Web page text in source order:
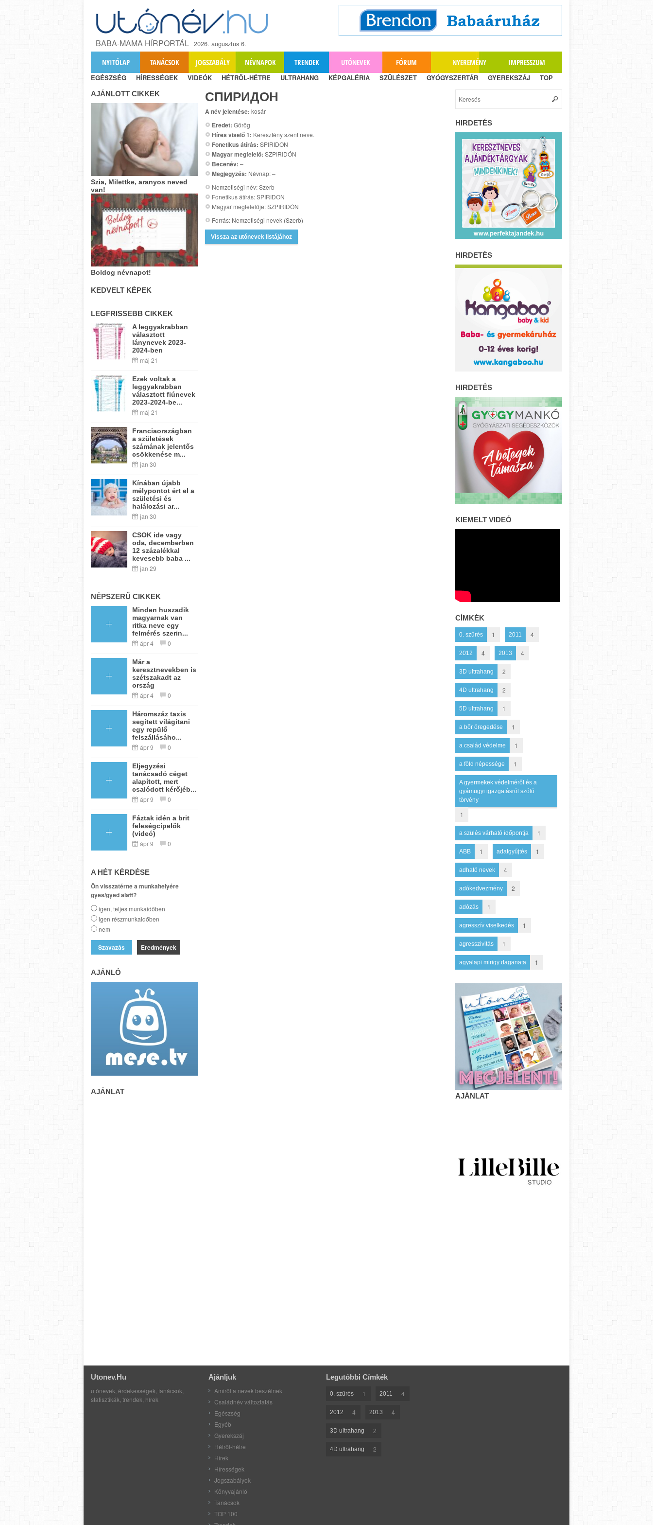
BABA-MAMA HÍRPORTÁL 2026. augusztus 6.
NYITÓLAP TANÁCSOK JOGSZABÁLY NÉVNAPOK TRENDEK UTÓNEVEK FÓRUM NYEREMÉNY IMPRESSZUM
EGÉSZSÉG HÍRESSÉGEK VIDEÓK HÉTRŐL-HÉTRE ULTRAHANG KÉPGALÉRIA SZÜLÉSZET GYÓGYSZERTÁR GYEREKSZÁJ TOP
СПИРИДОН
A név jelentése: kosár
Eredet: Görög
Híres viselő 1: Keresztény szent neve.
Fonetikus átírás: SPIRIDON
Magyar megfelelő: SZPIRIDÓN
Becenév: –
Megjegyzés: Névnap: –
Nemzetiségi név: Szerb
Fonetikus átírás: SPIRIDON
Magyar megfelelője: SZPIRIDÓN
Forrás: Nemzetiségi nevek (Szerb)
Vissza az utónevek listájához
AJÁNLOTT CIKKEK
Szia, Milettke, aranyos neved
van!
Boldog névnapot!
KEDVELT KÉPEK
LEGFRISSEBB CIKKEK
A leggyakrabban
választott
lánynevek 2023-
2024-ben
máj 21
Ezek voltak a
leggyakrabban
választott fiúnevek
2023-2024-be...
máj 21
Franciaországban
a születések
számának jelentős
csökkenése m...
jan 30
Kínában újabb
mélypontot ért el a
születési és
halálozási ar...
jan 30
CSOK ide vagy
oda, decemberben
12 százalékkal
kevesebb baba ...
jan 29
NÉPSZERŰ CIKKEK
Minden huszadik
magyarnak van
ritka neve egy
felmérés szerin...
ápr 4 0
Már a
keresztnevekben is
szétszakadt az
ország
ápr 4 0
Háromszáz taxis
segített világítani
egy repülő
felszállásáho...
ápr 9 0
Eljegyzési
tanácsadó céget
alapított, mert
csalódott kérőjéb...
ápr 9 0
Fáztak idén a brit
feleségcipelők
(videó)
ápr 9 0
A HÉT KÉRDÉSE
Ön visszatérne a munkahelyére
gyes/gyed alatt?
igen, teljes munkaidőben
igen részmunkaidőben
nem
Eredmények
AJÁNLÓ
AJÁNLAT
HIRDETÉS
HIRDETÉS
HIRDETÉS
KIEMELT VIDEÓ
CÍMKÉK
0. szűrés 1 2011 4
2012 4 2013 4
3D ultrahang 2
4D ultrahang 2
5D ultrahang 1
a bőr öregedése 1
a család védelme 1
a föld népessége 1
A gyermekek védelméről és a
gyámügyi igazgatásról szóló
törvény
1
a szülés várható időpontja 1
ABB 1 adatgyűjtés 1
adható nevek 4
adókedvezmény 2
adózás 1
agresszív viselkedés 1
agresszivitás 1
agyalapi mirigy daganata 1
AJÁNLAT
Utonev.hu
utónevek, érdekességek, tanácsok,
statisztikák, trendek, hírek
Ajánljuk
Amiről a nevek beszélnek
Családnév változtatás
Egészség
Egyéb
Gyerekszáj
Hétről-hétre
Hírek
Hírességek
Jogszabályok
Könyvajánló
Tanácsok
TOP 100
Legutóbbi Címkék
0. szűrés 1 2011 4
2012 4 2013 4
3D ultrahang 2
4D ultrahang 2